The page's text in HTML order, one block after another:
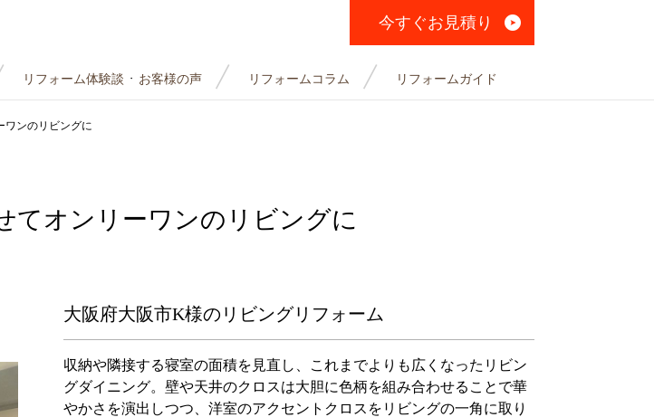
今すぐお見積り
リフォーム体験談 ・ お客様の声 リフォームコラム リフォームガイド
ワンのリビングに
てオンリーワンのリビングに
大阪府大阪市K様のリビングリフォーム
収納や隣接する寝室の面積を見直し、これまでよりも広くなったリビン
グダイニング。壁や天井のクロスは大胆に色柄を組み合わせることで華
やかさを演出しつつ、洋室のアクセントクロスをリビングの一角に取り